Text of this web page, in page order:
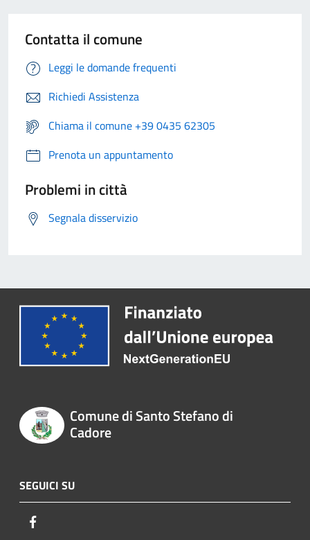
Contatta il comune
Leggi le domande frequenti
Richiedi Assistenza
Chiama il comune +39 0435 62305
Prenota un appuntamento
Problemi in città
Segnala disservizio
Comune di Santo Stefano di
Cadore
SEGUICI SU